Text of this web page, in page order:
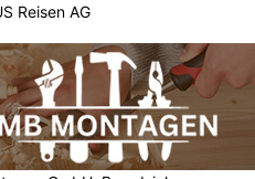
Reisen AG